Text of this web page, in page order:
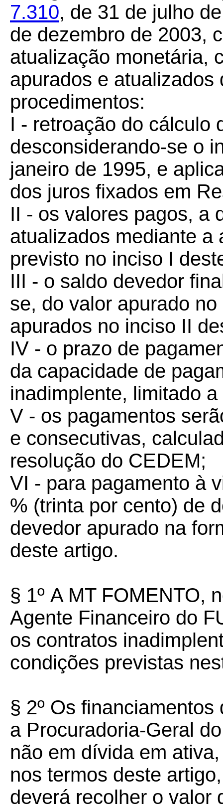
7.310, de 31 de julho
de dezembro de 2003,
atualização monetária,
apurados e
procedimentos:
I - retroação do cálculo
desconsiderando-se o
janeiro de 1995, e
dos juros fixados em
II - os valores pagos, a
atualizados mediante a
previsto no inciso I
III - o saldo devedor
se, do valor apurado
apurados no inciso II
IV - o prazo de
da capacidade de
inadimplente, limitado
V - os pagamentos
e consecutivas,
resolução do CEDEM;
VI - para pagamento à
% (trinta por cento) de
devedor apurado na
deste artigo.
§ 1º A MT FOMENTO,
Agente Financeiro do
os contratos
condições previstas
§ 2º Os
a Procuradoria-Geral
não em dívida em
nos termos deste
deverá recolher o valor